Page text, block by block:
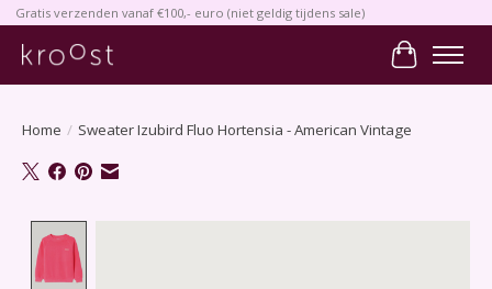
Gratis verzenden vanaf €100,- euro (niet geldig tijdens sale)
Home / Sweater Izubird Fluo Hortensia - American Vintage